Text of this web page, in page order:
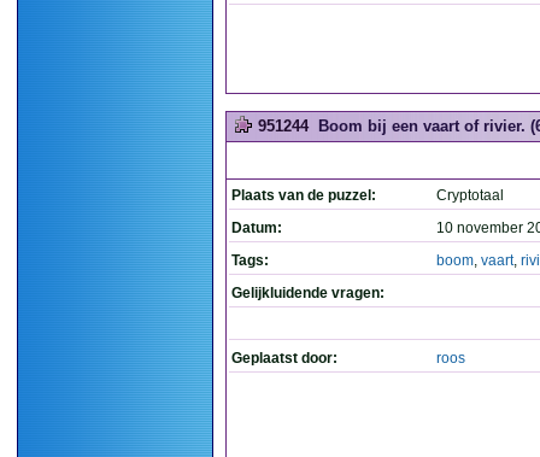
951244 Boom bij een vaart of rivier.
Plaats van de puzzel:
Cryptotaal
Datum:
10 november
Tags:
boom, vaart,
Gelijkluidende vragen:
Geplaatst door: roos